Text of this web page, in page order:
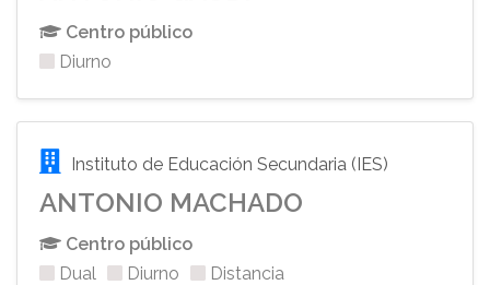
Centro público
Diurno
Instituto de Educación Secundaria (IES)
ANTONIO MACHADO
Centro público
Dual
Diurno Distancia